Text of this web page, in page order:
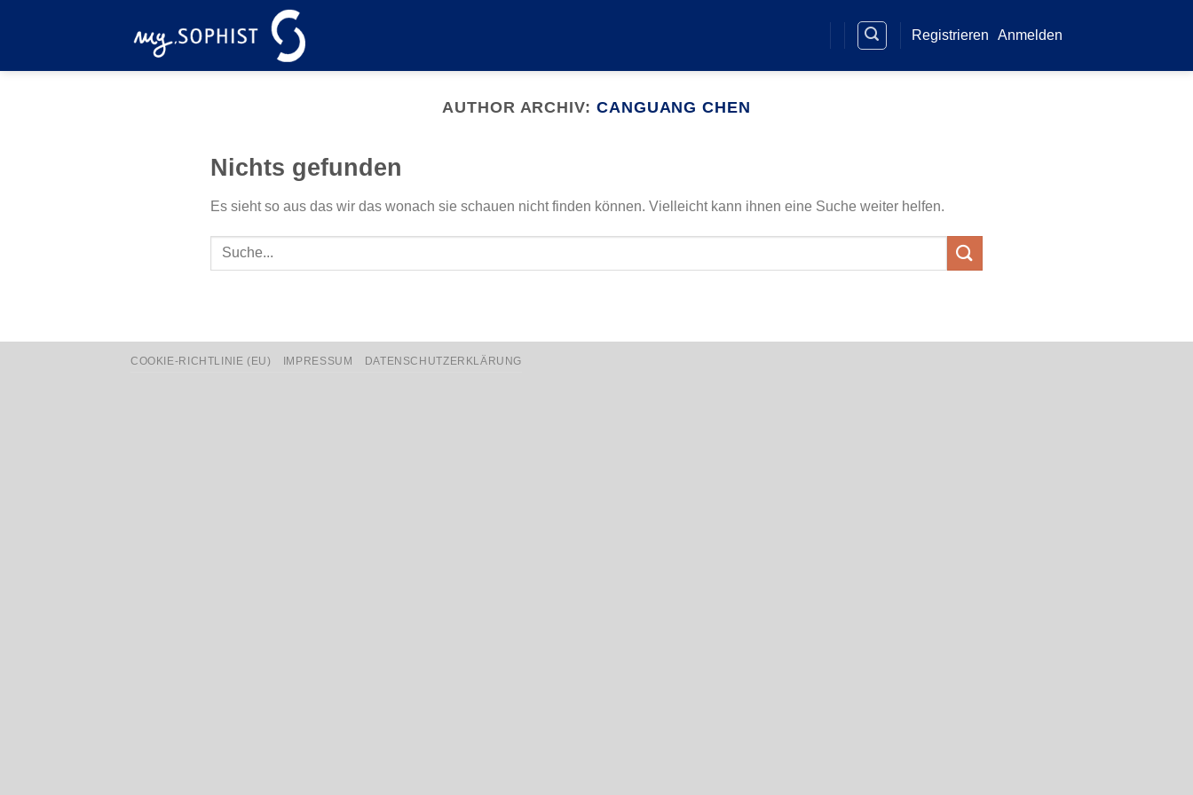
Registrieren Anmelden
AUTHOR ARCHIV: CANGUANG CHEN
Nichts gefunden
Es sieht so aus das wir das wonach sie schauen nicht finden können. Vielleicht kann ihnen eine Suche weiter helfen.
COOKIE-RICHTLINIE (EU) IMPRESSUM DATENSCHUTZERKLÄRUNG